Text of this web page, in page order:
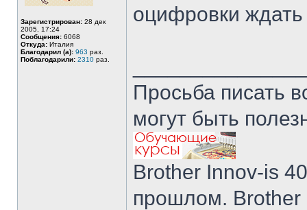
Зарегистрирован: 28 дек
2005, 17:24
Сообщения: 6068
Откуда: Италия
Благодарил (а): 963 раз.
Поблагодарили: 2310 раз.
оцифровки ждать
Просьба писать
могут быть
Brother Innov-is
прошлом. Brother